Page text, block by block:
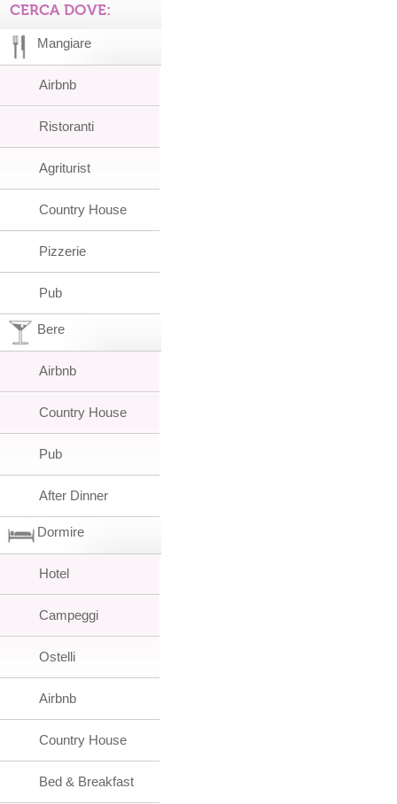
CERCA DOVE:
Mangiare
Airbnb
Ristoranti
Agriturist
Country House
Pizzerie
Pub
Bere
Airbnb
Country House
Pub
After Dinner
Dormire
Hotel
Campeggi
Ostelli
Airbnb
Country House
Bed & Breakfast